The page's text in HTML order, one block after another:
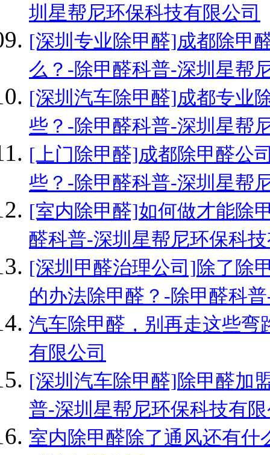
圳星帮尼环保科技有限公司
[深圳专业除甲醛]成都除甲
么？-除甲醛科普-深圳星帮
[深圳汽车除甲醛]成都专业
些？-除甲醛科普-深圳星帮
[上门除甲醛]成都除甲醛公
些？-除甲醛科普-深圳星帮
[室内除甲醛]如何做才能除
醛科普-深圳星帮尼环保科
[深圳甲醛治理公司]除了除
的办法除甲醛？-除甲醛科
汽车除甲醛，别再走这些
有限公司
[深圳汽车除甲醛]除甲醛加
普-深圳星帮尼环保科技有
室内除甲醛除了通风还有什